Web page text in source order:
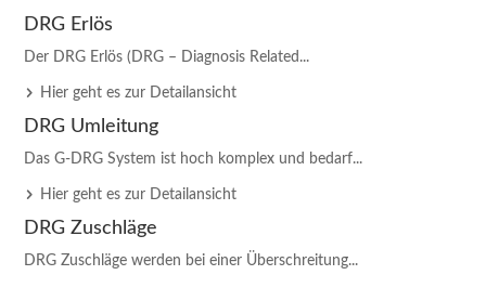
DRG Erlös
Der DRG Erlös (DRG – Diagnosis Related...
Hier geht es zur Detailansicht
DRG Umleitung
Das G-DRG System ist hoch komplex und bedarf...
Hier geht es zur Detailansicht
DRG Zuschläge
DRG Zuschläge werden bei einer Überschreitung...